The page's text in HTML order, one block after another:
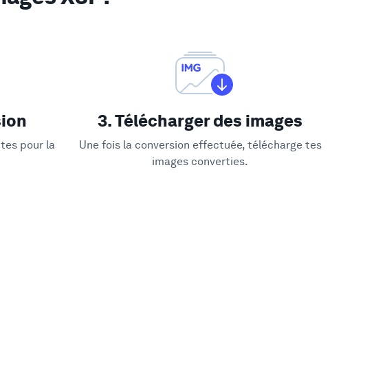
pour la
3. Télécharger des images
Une fois la conversion effectuée, télécharge tes
images converties.